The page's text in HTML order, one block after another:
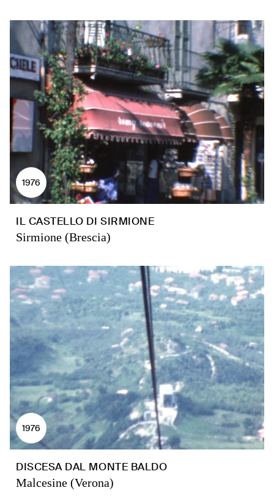
1976
IL CASTELLO DI SIRMIONE
Sirmione (Brescia)
1976
DISCESA DAL MONTE BALDO
Malcesine (Verona)